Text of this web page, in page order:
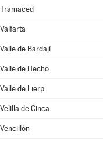
Tramaced
Valfarta
Valle de Bardají
Valle de Hecho
Valle de Lierp
Velilla de Cinca
Vencillón